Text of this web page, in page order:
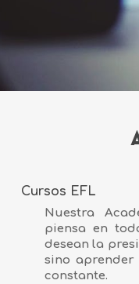
Cursos EFL
Nuestra
piensa en
desean la
sino
constante.